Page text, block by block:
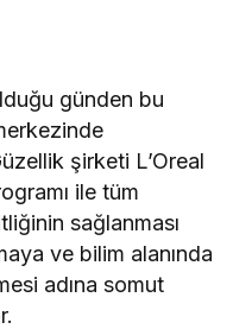
günden bu
şirketi L’Oreal
ile tüm
sağlanması
ve bilim alanında
adına somut